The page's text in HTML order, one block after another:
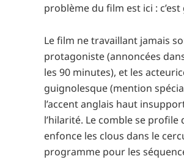
problème du film est ici :
Le film ne travaillant jamais
protagoniste (annoncées
les 90 minutes), et les
guignolesque (mention
l’accent anglais haut
l’hilarité. Le comble se
enfonce les clous dans le
programme pour les